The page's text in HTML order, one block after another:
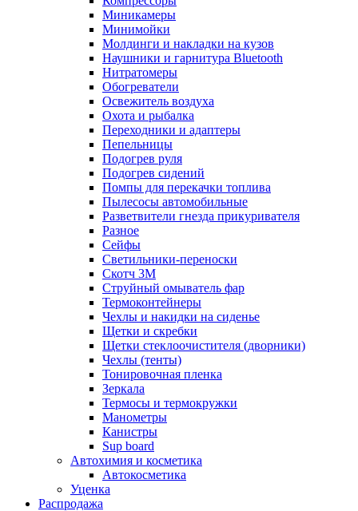
Миникамеры
Минимойки
Молдинги и накладки на кузов
Наушники и гарнитура Bluetooth
Нитратомеры
Обогреватели
Освежитель воздуха
Охота и рыбалка
Переходники и адаптеры
Пепельницы
Подогрев руля
Подогрев сидений
Помпы для перекачки топлива
Пылесосы автомобильные
Разветвители гнезда прикуривателя
Разное
Сейфы
Светильники-переноски
Скотч 3М
Струйный омыватель фар
Термоконтейнеры
Чехлы и накидки на сиденье
Щетки и скребки
Щетки стеклоочистителя (дворники)
Чехлы (тенты)
Тонировочная пленка
Зеркалa
Термосы и термокружки
Манометры
Канистры
Sup board
Автохимия и косметика
Автокосметика
Уценка
Распродажа